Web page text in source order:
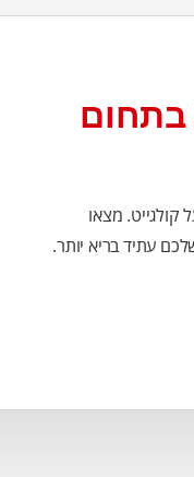
בתחום
קולגייט. מצאו
עתיד בריא יותר.